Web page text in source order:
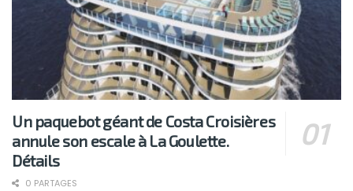
Un paquebot géant de Costa Croisières
annule son escale à La Goulette.
Détails
0 PARTAGES